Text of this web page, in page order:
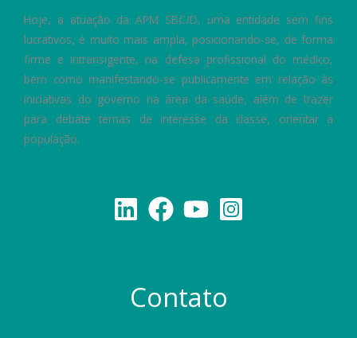
Hoje, a atuação da APM SBC/D, uma entidade sem fins
lucrativos, é muito mais ampla, posicionando-se, de forma
firme e intransigente, na defesa profissional do médico,
bem como manifestando-se publicamente em relação às
iniciativas do governo na área da saúde, além de trazer
para debate temas de interesse da classe, orientar a
população.
Contato